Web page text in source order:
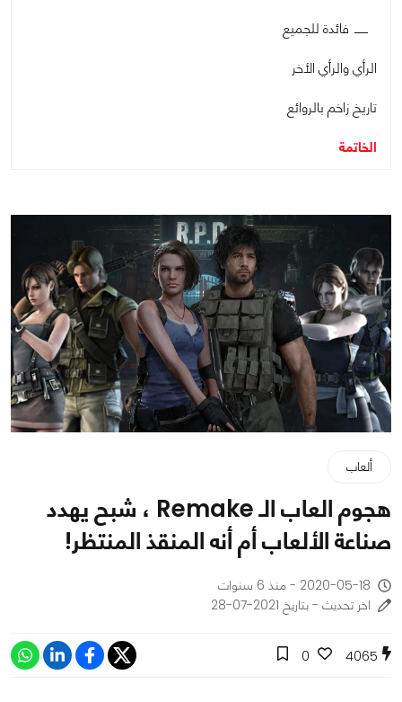
فائدة للجميع
الرأي والرأي الأخر
تاريخ زاخم بالروائع
الخاتمة
ألعاب
هجوم العاب الـ Remake ، شبح يهدد
صناعة الألعاب أم أنه المنقذ المنتظر!
2020-05-18 - منذ 6 سنوات
اخر تحديث - بتاريخ 2021-07-28
4065
0